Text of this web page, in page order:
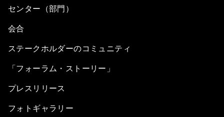
センター（部門）
会合
ステークホルダーのコミュニティ
「フォーラム・ストーリー」
プレスリリース
フォトギャラリー